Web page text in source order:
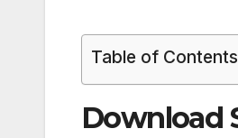
Table of Contents
Download